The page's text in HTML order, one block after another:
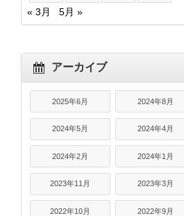
« 3月
5月 »
アーカイブ
2025年6月 2024年8月
2024年5月 2024年4月
2024年2月 2024年1月
2023年11月 2023年3月
2022年10月 2022年9月